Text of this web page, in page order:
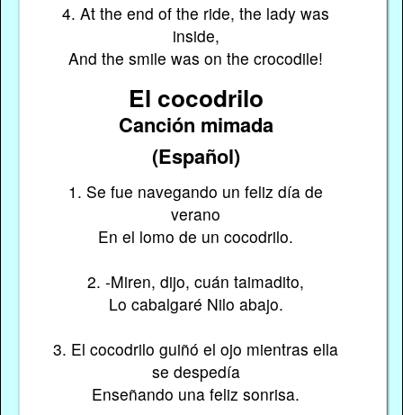
4. At the end of the ride, the lady was
inside,
And the smile was on the crocodile!
El cocodrilo
Canción mimada
(Español)
1. Se fue navegando un feliz día de
verano
En el lomo de un cocodrilo.
2. -Miren, dijo, cuán taimadito,
Lo cabalgaré Nilo abajo.
3. El cocodrilo guiñó el ojo mientras ella
se despedía
Enseñando una feliz sonrisa.